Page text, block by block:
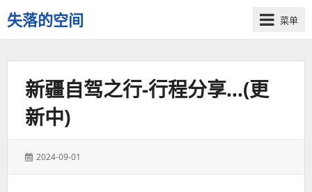
失落的空间 菜单
新疆自驾之行-行程分享…(更
新中)
发
2024-09-01